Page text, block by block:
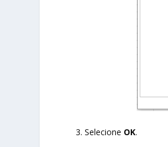
Selecione OK.